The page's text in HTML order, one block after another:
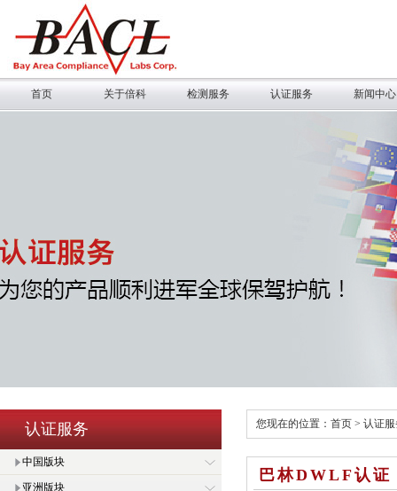
首页 关于倍科 检测服务 认证服务 新闻中心
认证服务
中国版块
亚洲版块
您现在的位置： 首页 > 认证
巴林DWLF认证